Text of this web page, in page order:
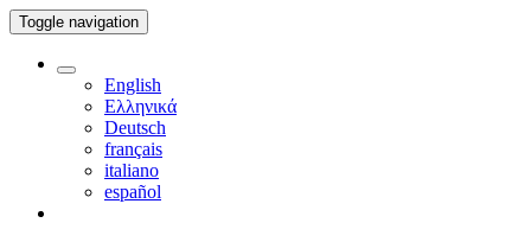
Toggle navigation
English
Ελληνικά
Deutsch
français
italiano
español